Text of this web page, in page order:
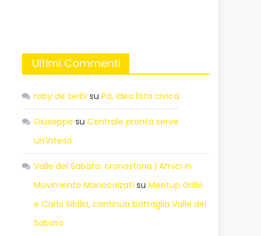
Ultimi Commenti
roby de zerbi suPd, idea lista civica
Giuseppe suCentrale pronta serve
un’intesa
Valle del Sabato: cronostoria | Amici in
Movimento Manocalzati suMeetup Grillo
e Carlo Sibilia, continua battaglia Valle del
Sabato